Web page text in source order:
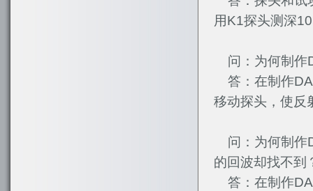
用K1探头测深
问：为何制作
答：在制作
移动探头，使反
问：为何制作
的回波却找不到
答：在制作